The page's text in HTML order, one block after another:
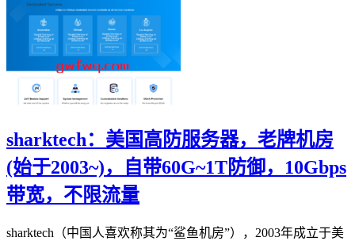
sharktech：美国高防服务器，老牌机房
(始于2003~)，自带60G~1T防御，10Gbps
带宽，不限流量
sharktech（中国人喜欢称其为“鲨鱼机房”），2003年成立于美